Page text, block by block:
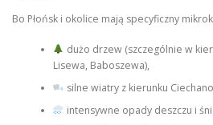
Bo Płońsk i okolice mają specyficzny
dużo drzew (szczególnie w
Lisewa, Baboszewa),
silne wiatry z kierunku
intensywne opady deszczu i